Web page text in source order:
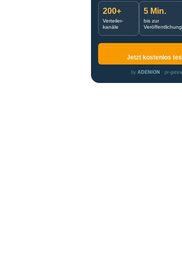
200+
Verteiler-
kanäle
5 Min.
bis zur
Veröffentlichung
Jetzt kostenlos
by ADENION · pr-